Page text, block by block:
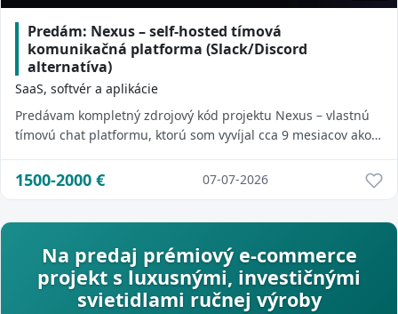
Predám: Nexus – self-hosted tímová
komunikačná platforma (Slack/Discord
alternatíva)
SaaS, softvér a aplikácie
Predávam kompletný zdrojový kód projektu Nexus – vlastnú
tímovú chat platformu, ktorú som vyvíjal cca 9 mesiacov ako
1500-2000 € 07-07-2026
Na predaj prémiový e-commerce
projekt s luxusnými, investičnými
svietidlami ručnej výroby